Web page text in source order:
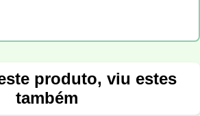
produto, viu estes
também